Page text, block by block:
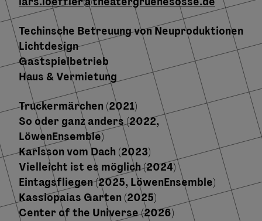
Techinsche Betreuung von Neuproduktionen
Lichtdesign
Gastspielbetrieb
Haus & Vermietung
Truckermärchen (2021)
So oder ganz anders (2022,
LöwenEnsemble)
Karlsson vom Dach (2023)
Vielleicht ist es möglich (2024)
Eintagsfliegen (2025, LöwenEnsemble)
Kassiopaias Garten (2025)
Center of the Universe (2026)